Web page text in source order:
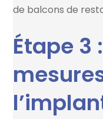
de balcons de
Étape 3